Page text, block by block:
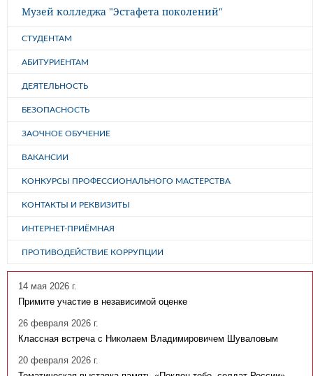
Музей колледжа "Эстафета поколений"
СТУДЕНТАМ
АБИТУРИЕНТАМ
ДЕЯТЕЛЬНОСТЬ
БЕЗОПАСНОСТЬ
ЗАОЧНОЕ ОБУЧЕНИЕ
ВАКАНСИИ
КОНКУРСЫ ПРОФЕССИОНАЛЬНОГО МАСТЕРСТВА
КОНТАКТЫ И РЕКВИЗИТЫ
ИНТЕРНЕТ-ПРИЁМНАЯ
ПРОТИВОДЕЙСТВИЕ КОРРУПЦИИ
14 мая 2026 г.
Примите участие в независимой оценке
26 февраля 2026 г.
Классная встреча с Николаем Владимировичем Шуваловым
20 февраля 2026 г.